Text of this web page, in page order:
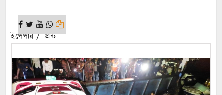
ইপেপার / প্রিন্ট